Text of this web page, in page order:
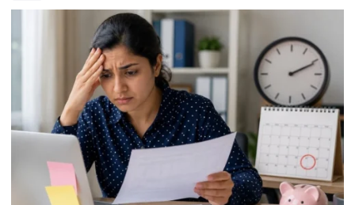
7050mAh
फीचर्स
के
साथ
आज
लॉन्च